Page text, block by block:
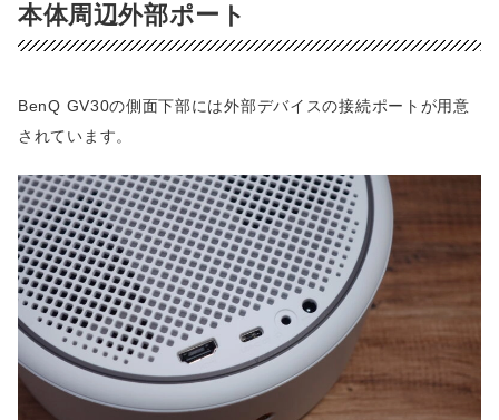
本体周辺外部ポート
BenQ GV30の側面下部には外部デバイスの接続ポートが用意
されています。